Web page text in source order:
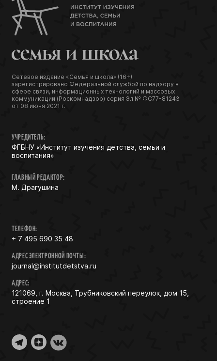
Сетевое издание «Семья и школа» (16+)
зарегистрировано Федеральной службой по надзору в
сфере связи, информационных технологий и массовых
коммуникаций (Роскомнадзор) серия Эл № ФС77-81243
от 08 июня 2021 г.
УЧРЕДИТЕЛЬ:
ФГБНУ «Институт изучения детства, семьи и
воспитания»
ГЛАВНЫЙ РЕДАКТОР:
М. Драгушина
ТЕЛЕФОН:
+ 7 495 690 35 48
АДРЕС ЭЛЕКТРОННОЙ ПОЧТЫ:
journal@institutdetstva.ru
АДРЕС:
121069, г. Москва, Трубниковский переулок, дом 15,
строение 1